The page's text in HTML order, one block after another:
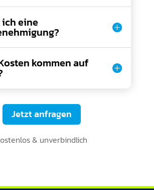
eine
kommen auf
Jetzt anfragen
& unverbindlich